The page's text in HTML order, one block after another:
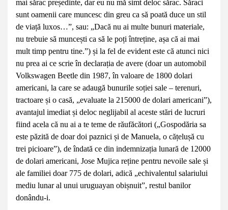
mai sărac președinte, dar eu nu mă simt deloc sărac. Săraci
sunt oamenii care muncesc din greu ca să poată duce un stil
de viață luxos…”, sau: „Dacă nu ai multe bunuri materiale,
nu trebuie să muncești ca să le poți întreține, așa că ai mai
mult timp pentru tine.”) și la fel de evident este că atunci nici
nu prea ai ce scrie în declarația de avere (doar un automobil
Volkswagen Beetle din 1987, în valoare de 1800 dolari
americani, la care se adaugă bunurile soției sale – terenuri,
tractoare și o casă, „evaluate la 215000 de dolari americani”),
avantajul imediat și deloc neglijabil al aceste stări de lucruri
fiind acela că nu ai a te teme de răufăcători („Gospodăria sa
este păzită de doar doi paznici și de Manuela, o cățelușă cu
trei picioare”), de îndată ce din indemnizația lunară de 12000
de dolari americani, Jose Mujica reține pentru nevoile sale și
ale familiei doar 775 de dolari, adică „echivalentul salariului
mediu lunar al unui uruguayan obișnuit”, restul banilor
donându-i.